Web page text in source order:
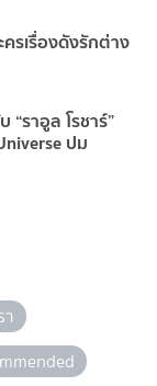
รเรื่องดังรักต่าง
“ราอูล โรชาร์”
ปม